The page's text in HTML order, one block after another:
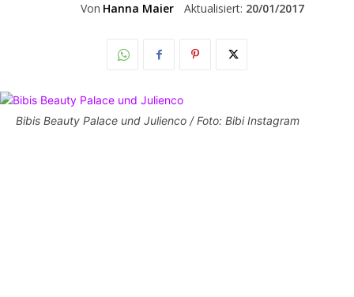
Von Hanna Maier Aktualisiert: 20/01/2017
Bibis Beauty Palace und Julienco / Foto: Bibi Instagram